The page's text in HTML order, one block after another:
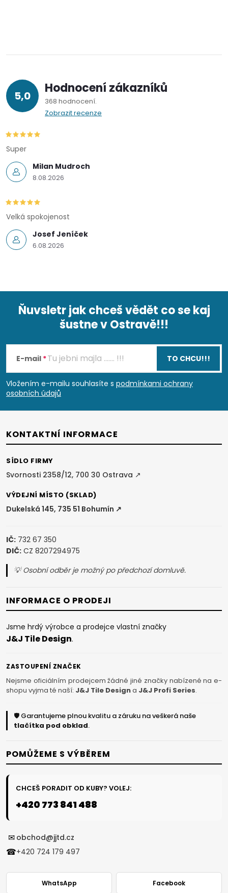
5,0 Hodnocení zákazníků
368 hodnocení
Zobrazit recenze
Milan Mudroch
8.08.2026
Super
Josef Jeníček
6.08.2026
Velká spokojenost
p
a
t
Ňuvsletr jak chceš vědět co se kaj
šustne v Ostravě!!!
E-mail
Vložením e-mailu souhlasíte s podmínkami ochrany
osobních údajů
TO CHCU!!!
KONTAKTNÍ INFORMACE
SÍDLO FIRMY
Svornosti 2358/12, 700 30 Ostrava ↗
VÝDEJNÍ MÍSTO (SKLAD)
Dukelská 145, 735 51 Bohumín ↗
IČ: 732 67 350
DIČ: CZ 8207294975
💡 Osobní odběr je možný po předchozí domluvě.
INFORMACE O PRODEJI
Jsme hrdý výrobce a prodejce vlastní značky
J&J Tile Design.
ZASTOUPENÍ ZNAČEK
Nejsme oficiálním prodejcem žádné jiné značky nabízené na e-
shopu vyjma té naší: J&J Tile Designa J&J Profi Series.
🛡️ Garantujeme plnou kvalitu a záruku na veškerá naše
tlačítka pod obklad.
POMŮŽEME S VÝBĚREM
CHCEŠ PORADIT OD KUBY? VOLEJ:
+420 773 841 488
✉ obchod@jjtd.cz
☎+420 724 179 497
WhatsApp Facebook